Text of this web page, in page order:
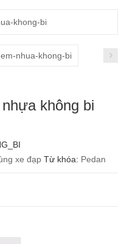
không bi
xe đạp Từ khóa: Pedan